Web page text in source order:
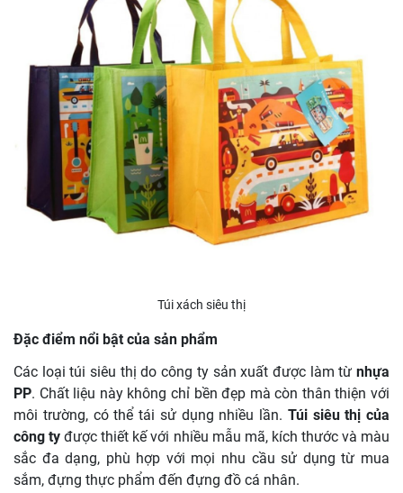
Túi xách siêu thị
Đặc điểm nổi bật của sản phẩm
Các loại túi siêu thị do công ty sản xuất được làm từ nhựa
PP. Chất liệu này không chỉ bền đẹp mà còn thân thiện với
môi trường, có thể tái sử dụng nhiều lần. Túi siêu thị của
công ty được thiết kế với nhiều mẫu mã, kích thước và màu
sắc đa dạng, phù hợp với mọi nhu cầu sử dụng từ mua
sắm, đựng thực phẩm đến đựng đồ cá nhân.